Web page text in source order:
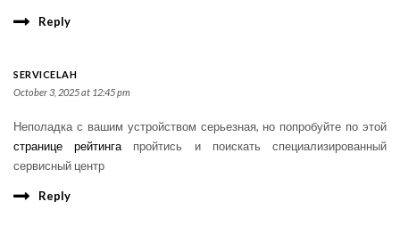
Reply
SERVICELAH
October 3, 2025 at 12:45 pm
Неполадка с вашим устройством серьезная, но попробуйте по этой
странице рейтингапройтись и поискать специализированный
сервисный центр
Reply